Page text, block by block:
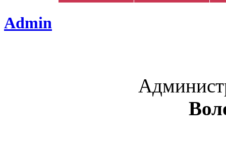
Admin